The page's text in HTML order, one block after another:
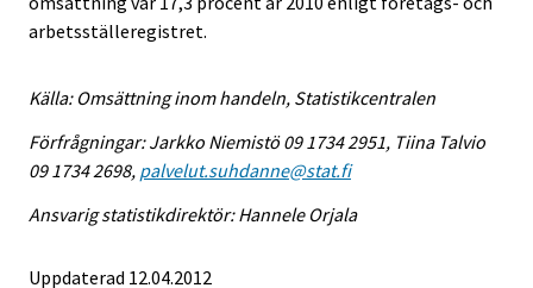
arbetsställeregistret.
Källa: Omsättning inom handeln, Statistikcentralen
Förfrågningar: Jarkko Niemistö 09 1734 2951, Tiina Talvio
09 1734 2698, palvelut.suhdanne@stat.fi
Ansvarig statistikdirektör: Hannele Orjala
Uppdaterad 12.04.2012